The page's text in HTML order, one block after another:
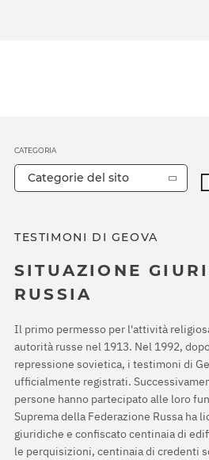
TESTIMONI DI GEOVA
SITUAZIONE
RUSSIA
Il primo permesso per l'attività
autorità russe nel 1913. Nel 1992,
repressione sovietica, i testimoni di
ufficialmente registrati.
persone hanno partecipato alle loro
Suprema della Federazione Russa ha
giuridiche e confiscato centinaia di
le perquisizioni, centinaia di credenti
CATEGORIA
Categorie del sito